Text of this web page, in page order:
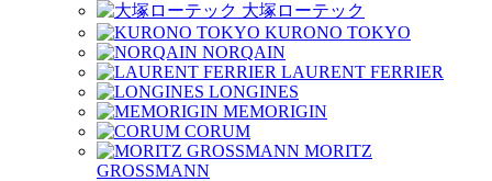
大塚ローテック
KURONO TOKYO
NORQAIN
LAURENT FERRIER
LONGINES
MEMORIGIN
CORUM
MORITZ
GROSSMANN